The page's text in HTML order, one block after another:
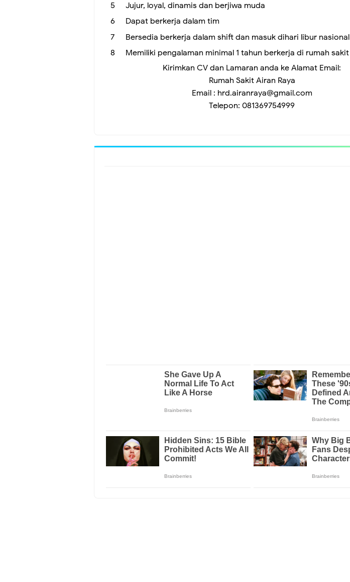
Jujur, loyal, dinamis dan berjiwa muda
Dapat berkerja dalam tim
Bersedia berkerja dalam shift dan masuk dihari libur nasional
Memiliki pengalaman minimal 1 tahun berkerja di rumah sakit
Kirimkan CV dan Lamaran anda ke Alamat Email:
Rumah Sakit Airan Raya
Email : hrd.airanraya@gmail.com
Telepon: 081369754999